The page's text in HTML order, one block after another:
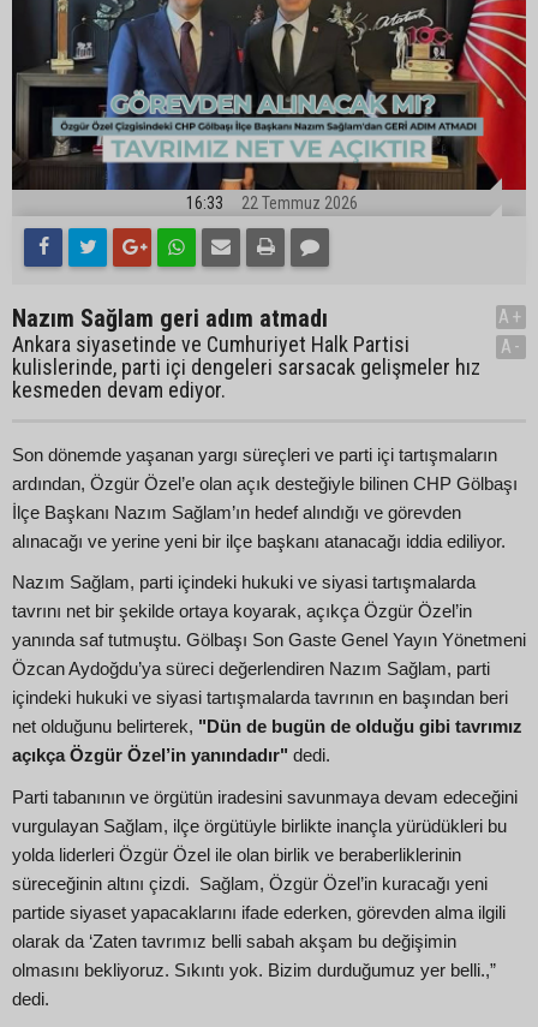
16:33 22 Temmuz 2026
Nazım Sağlam geri adım atmadı
Ankara siyasetinde ve Cumhuriyet Halk Partisi
kulislerinde, parti içi dengeleri sarsacak gelişmeler hız
kesmeden devam ediyor.
A+
A-
Son dönemde yaşanan yargı süreçleri ve parti içi tartışmaların
ardından, Özgür Özel’e olan açık desteğiyle bilinen CHP Gölbaşı
İlçe Başkanı Nazım Sağlam’ın hedef alındığı ve görevden
alınacağı ve yerine yeni bir ilçe başkanı atanacağı iddia ediliyor.
Nazım Sağlam, parti içindeki hukuki ve siyasi tartışmalarda
tavrını net bir şekilde ortaya koyarak, açıkça Özgür Özel’in
yanında saf tutmuştu. Gölbaşı Son Gaste Genel Yayın Yönetmeni
Özcan Aydoğdu’ya süreci değerlendiren Nazım Sağlam, parti
içindeki hukuki ve siyasi tartışmalarda tavrının en başından beri
net olduğunu belirterek, "Dün de bugün de olduğu gibi tavrımız
açıkça Özgür Özel’in yanındadır" dedi.
Parti tabanının ve örgütün iradesini savunmaya devam edeceğini
vurgulayan Sağlam, ilçe örgütüyle birlikte inançla yürüdükleri bu
yolda liderleri Özgür Özel ile olan birlik ve beraberliklerinin
süreceğinin altını çizdi. Sağlam, Özgür Özel’in kuracağı yeni
partide siyaset yapacaklarını ifade ederken, görevden alma ilgili
olarak da ‘Zaten tavrımız belli sabah akşam bu değişimin
olmasını bekliyoruz. Sıkıntı yok. Bizim durduğumuz yer belli.,”
dedi.